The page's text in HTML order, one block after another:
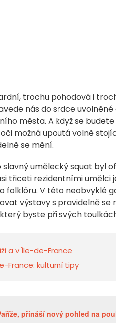
trochu pohodová i
nás do srdce
města. A když se
možná upoutá volně
se mění.
slavný umělecký squat byl
třiceti rezidentními umělci
V této neobvyklé
výstavy s pravidelně
byste při svých
a v Île-de-France
France: kulturní tipy